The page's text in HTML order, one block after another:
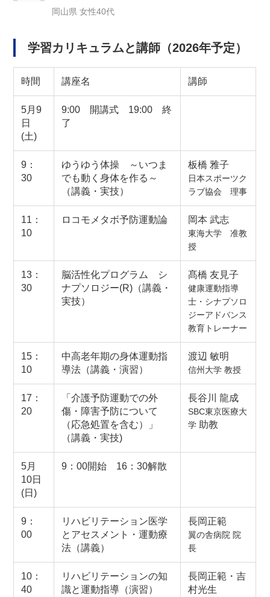
岡山県 女性40代
学習カリキュラムと講師（2026年予定）
時間 講座名 講師
5月9
日
(土)
9:00 開講式 19:00 終
了
9：
30
ゆうゆう体操 ～いつま
でも動く身体を作る～
（講義・実技）
板橋 雅子
日本スポーツク
ラブ協会 理事
11：
10
ロコモメタボ予防運動論 岡本 武志
東海大学 准教
授
13：
30
脳活性化プログラム シ
ナプソロジー(R)（講義・
実技）
髙橋 友見子
健康運動指導
士・シナプソロ
ジーアドバンス
教育トレーナー
15：
10
中高老年期の身体運動指
導法（講義・演習）
渡辺 敏明
信州大学 教授
17：
20
「介護予防運動での外
傷・障害予防について
（応急処置を含む）」
（講義・実技)
長谷川 龍成
SBC東京医療大
学 助教
5月
10日
(日)
9：00開始 16：30解散
9：
00
リハビリテーション医学
とアセスメント・運動療
法（講義）
長岡正範
翼の舎病院 院
長
10：
40
リハビリテーションの知
識と運動指導（演習）
長岡正範・吉
村光生